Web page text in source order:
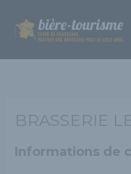
contenu
BRASSERIE
Informations de